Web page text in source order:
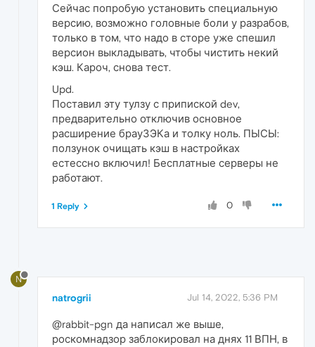
Сейчас попробую установить специальную
версию, возможно головные боли у разрабов,
только в том, что надо в сторе уже спешил
версион выкладывать, чтобы чистить некий
кэш. Кароч, снова тест.
Upd.
Поставил эту тулзу с припиской dev,
предварительно отключив основное
расширение брауЗЭКа и толку ноль. ПЫСЫ:
ползунок очищать кэш в настройках
естессно включил! Бесплатные серверы не
работают.
0
1 Reply
N
natrogrii Jul 14, 2022, 5:36 PM
@rabbit-pgn да написал же выше,
роскомнадзор заблокировал на днях 11 ВПН, в